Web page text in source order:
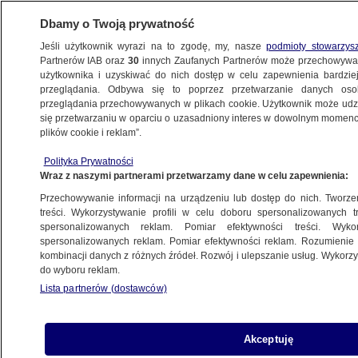
ŚWIAT
perspektyw". Wołodymyr Zełenski
o odbudowie Ukrainy
18.04.2022, 06:42
Udostępnij
Dbamy o Twoją prywatność
Jeśli użytkownik wyrazi na to zgodę, my, naszepodmioty
Partnerów IAB oraz30 innych Zaufanych Partnerów może
użytkownika i uzyskiwać do nich dostęp w celu zapewnienia
przeglądania. Odbywa się to poprzez przetwarzanie danych
przeglądania przechowywanych w plikach cookie. Użytkownik może
się przetwarzaniu w oparciu o uzasadniony interes w dowolnym
plików cookie i reklam”.
Polityka Prywatności
Wraz z naszymi partnerami przetwarzamy dane w celu zapewnienia:
Przechowywanie informacji na urządzeniu lub dostęp do nich.
treści. Wykorzystywanie profili w celu doboru spersonalizowanych
spersonalizowanych reklam. Pomiar efektywności treści.
spersonalizowanych reklam. Pomiar efektywności reklam.
kombinacji danych z różnych źródeł. Rozwój i ulepszanie usług.
do wyboru reklam.
Lista partnerów (dostawców)
Akceptuję